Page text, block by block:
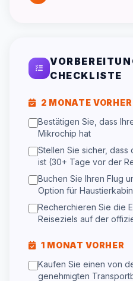
CHECKLISTE
2 MONATE VORHER
Bestätigen Sie, dass
Mikrochip hat
Stellen Sie sicher, dass
ist (30+ Tage vor der
Buchen Sie Ihren Flug
Option für
Recherchieren Sie die
Reiseziels auf der
1 MONAT VORHER
Kaufen Sie einen von
genehmigten